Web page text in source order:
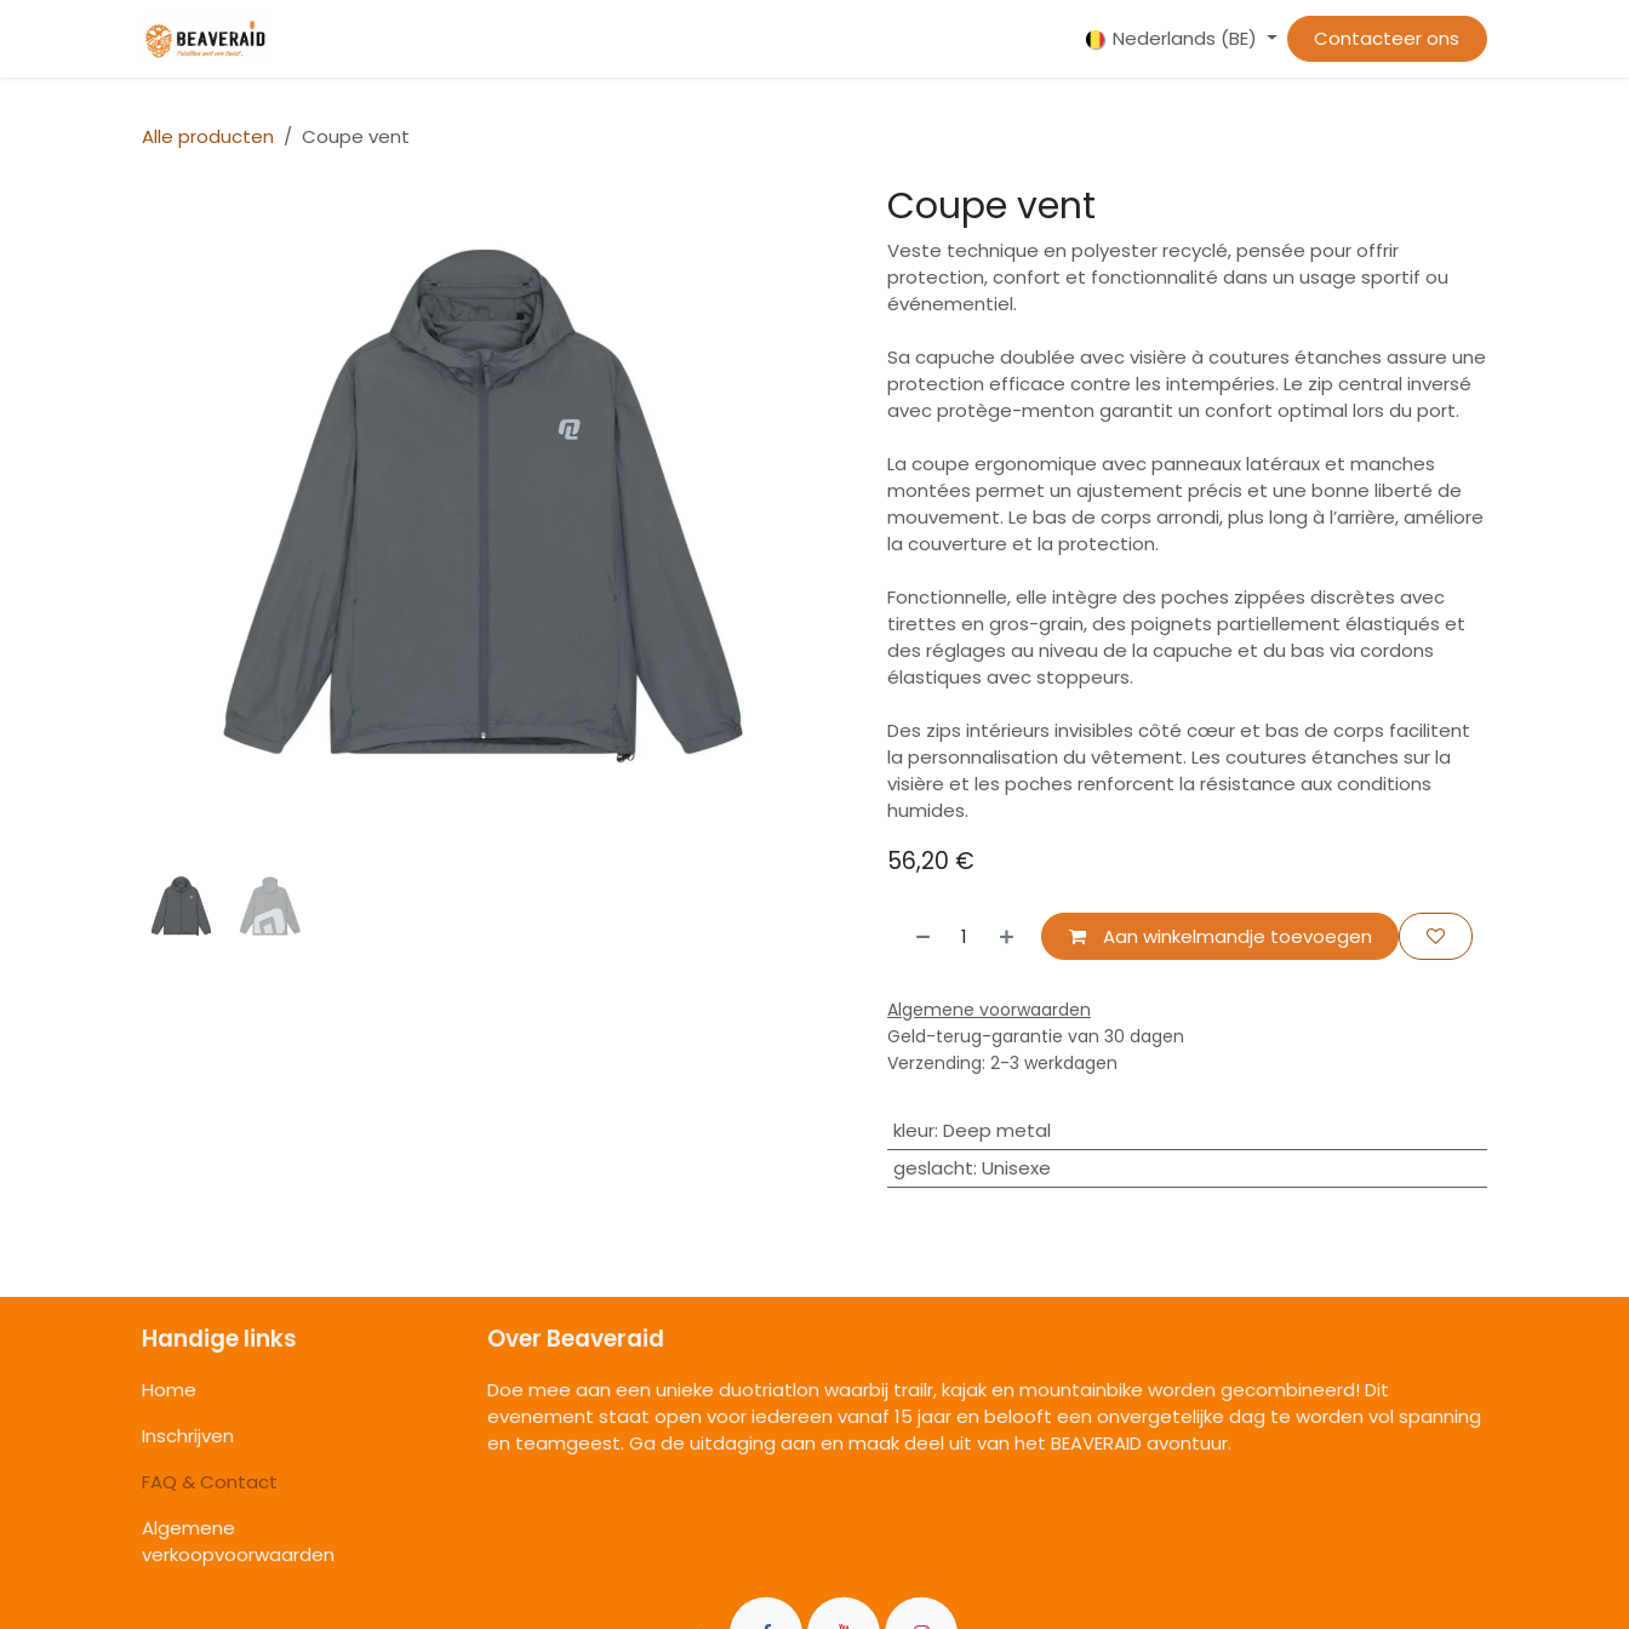
Sportblijf Reglement Beaveraid Party FAQ & Contact
Nederlands (BE) Contacteer ons
Alle producten Coupe vent
Coupe vent
Veste technique en polyester recyclé, pensée pour offrir
protection, confort et fonctionnalité dans un usage sportif ou
événementiel.
Sa capuche doublée avec visière à coutures étanches assure une
protection efficace contre les intempéries. Le zip central inversé
avec protège-menton garantit un confort optimal lors du port.
La coupe ergonomique avec panneaux latéraux et manches
montées permet un ajustement précis et une bonne liberté de
mouvement. Le bas de corps arrondi, plus long à l’arrière, améliore
la couverture et la protection.
Fonctionnelle, elle intègre des poches zippées discrètes avec
tirettes en gros-grain, des poignets partiellement élastiqués et
des réglages au niveau de la capuche et du bas via cordons
élastiques avec stoppeurs.
Des zips intérieurs invisibles côté cœur et bas de corps facilitent
la personnalisation du vêtement. Les coutures étanches sur la
visière et les poches renforcent la résistance aux conditions
humides.
56,20 €
Aan winkelmandje toevoegen
Algemene voorwaarden
Geld-terug-garantie van 30 dagen
Verzending: 2-3 werkdagen
kleur: Deep metal
geslacht: Unisexe
Handige links
Home
Inschrijven
FAQ & Contact
Algemene
verkoopvoorwaarden
Over Beaveraid
Doe mee aan een unieke duotriatlon waarbij trailr, kajak en mountainbike worden gecombineerd! Dit
evenement staat open voor iedereen vanaf 15 jaar en belooft een onvergetelijke dag te worden vol spanning
en teamgeest. Ga de uitdaging aan en maak deel uit van het BEAVERAID avontuur.